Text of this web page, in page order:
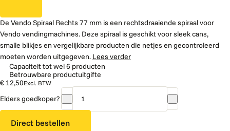
De Vendo Spiraal Rechts 77 mm is een rechtsdraaiende spiraal voor
Vendo vendingmachines. Deze spiraal is geschikt voor sleek cans,
smalle blikjes en vergelijkbare producten die netjes en gecontroleerd
moeten worden uitgegeven. Lees verder
Capaciteit tot wel 6 producten
Betrouwbare productuitgifte
€ 12,50Excl. BTW
Elders goedkoper?
Vendo
rechts
Direct bestellen